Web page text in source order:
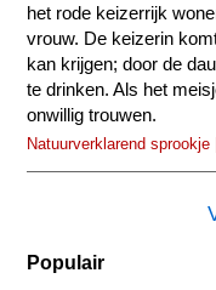
het rode keizerrijk
vrouw. De keizerin
kan krijgen; door de
te drinken. Als het
onwillig trouwen.
Natuurverklarend
Populair